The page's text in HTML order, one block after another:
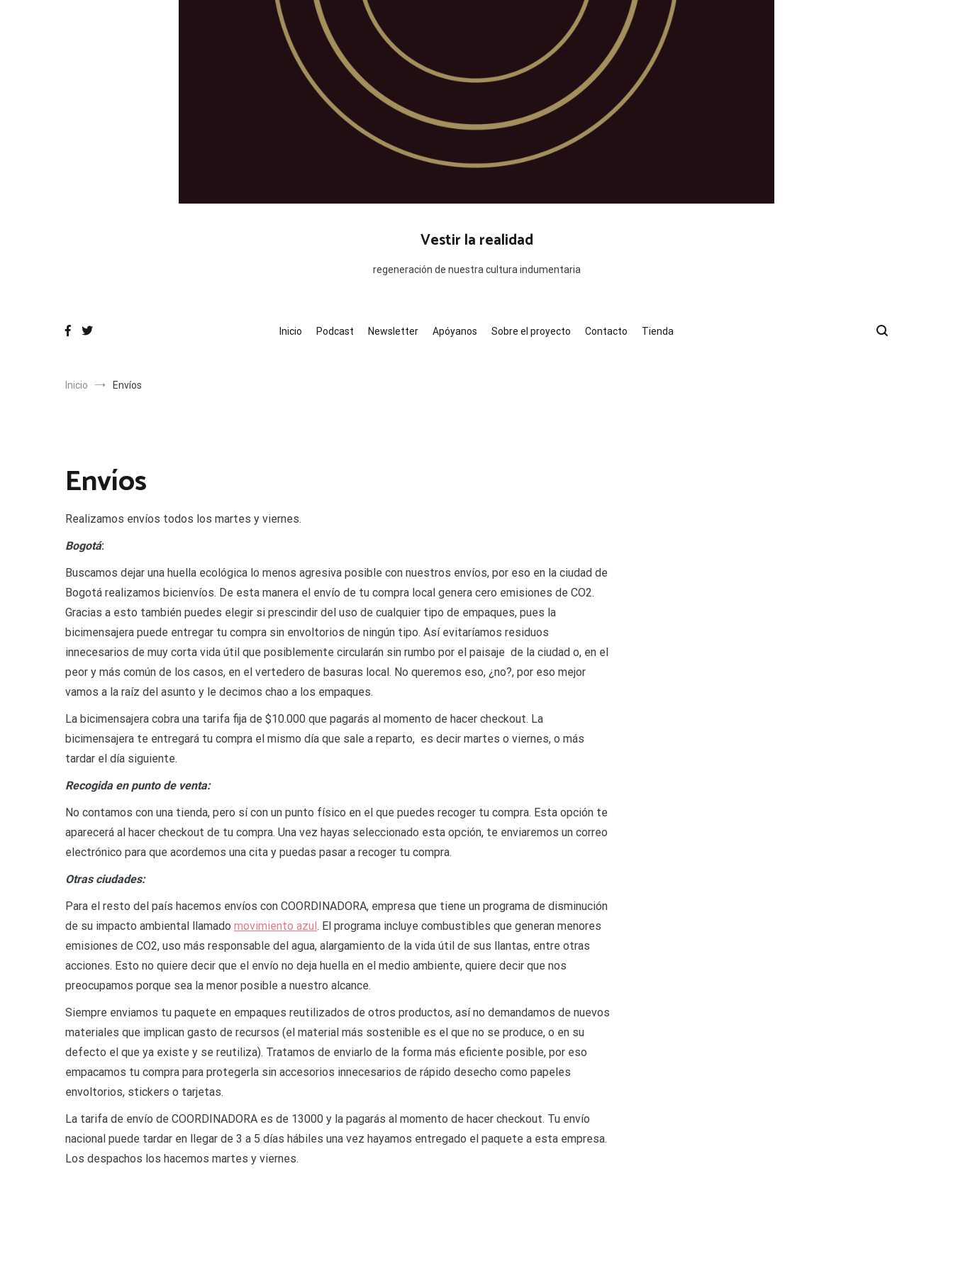
Vestir la realidad
regeneración de nuestra cultura indumentaria
Inicio Podcast Newsletter Apóyanos Sobre el proyecto Contacto Tienda
Inicio Envíos
Envíos
Realizamos envíos todos los martes y viernes.
Bogotá:
Buscamos dejar una huella ecológica lo menos agresiva posible con nuestros envíos, por eso en la ciudad de
Bogotá realizamos bicienvíos. De esta manera el envío de tu compra local genera cero emisiones de CO2.
Gracias a esto también puedes elegir si prescindir del uso de cualquier tipo de empaques, pues la
bicimensajera puede entregar tu compra sin envoltorios de ningún tipo. Así evitaríamos residuos
innecesarios de muy corta vida útil que posiblemente circularán sin rumbo por el paisaje de la ciudad o, en el
peor y más común de los casos, en el vertedero de basuras local. No queremos eso, ¿no?, por eso mejor
vamos a la raíz del asunto y le decimos chao a los empaques.
La bicimensajera cobra una tarifa fija de $10.000 que pagarás al momento de hacer checkout. La
bicimensajera te entregará tu compra el mismo día que sale a reparto, es decir martes o viernes, o más
tardar el día siguiente.
Recogida en punto de venta:
No contamos con una tienda, pero sí con un punto físico en el que puedes recoger tu compra. Esta opción te
aparecerá al hacer checkout de tu compra. Una vez hayas seleccionado esta opción, te enviaremos un correo
electrónico para que acordemos una cita y puedas pasar a recoger tu compra.
Otras ciudades:
Para el resto del país hacemos envíos con COORDINADORA, empresa que tiene un programa de disminución
de su impacto ambiental llamado movimiento azul. El programa incluye combustibles que generan menores
emisiones de CO2, uso más responsable del agua, alargamiento de la vida útil de sus llantas, entre otras
acciones. Esto no quiere decir que el envío no deja huella en el medio ambiente, quiere decir que nos
preocupamos porque sea la menor posible a nuestro alcance.
Siempre enviamos tu paquete en empaques reutilizados de otros productos, así no demandamos de nuevos
materiales que implican gasto de recursos (el material más sostenible es el que no se produce, o en su
defecto el que ya existe y se reutiliza). Tratamos de enviarlo de la forma más eficiente posible, por eso
empacamos tu compra para protegerla sin accesorios innecesarios de rápido desecho como papeles
envoltorios, stickers o tarjetas.
La tarifa de envío de COORDINADORA es de 13000 y la pagarás al momento de hacer checkout. Tu envío
nacional puede tardar en llegar de 3 a 5 días hábiles una vez hayamos entregado el paquete a esta empresa.
Los despachos los hacemos martes y viernes.